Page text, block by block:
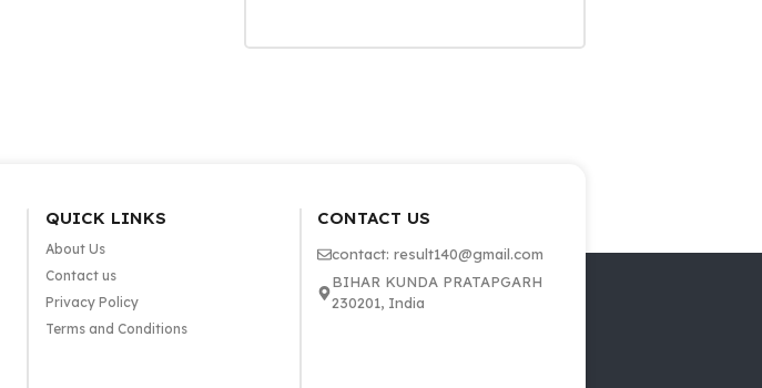
QUICK LINKS
About Us
Contact us
Privacy Policy
Terms and Conditions
CONTACT US
contact: result140@gmail.com
BIHAR KUNDA PRATAPGARH
230201, India